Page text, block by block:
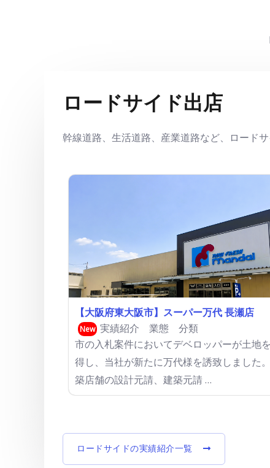
ロードサイド出店
幹線道路、生活道路、産業道路など、ロード
【大阪府東大阪市】スーパー万代 長瀬店
New 実績紹介 業態 分類
市の入札案件においてデベロッパーが土地
得し、当社が新たに万代様を誘致しました
築店舗の設計元請、建築元請 …
ロードサイドの実績紹介一覧